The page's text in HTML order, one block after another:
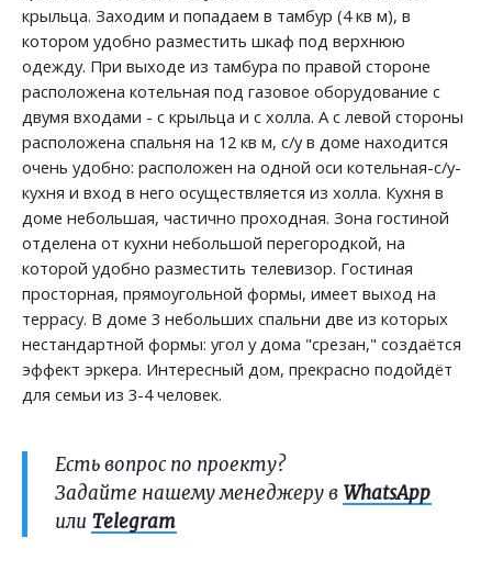
крыльца. Заходим и попадаем в тамбур (4 кв м), в
котором удобно разместить шкаф под верхнюю
одежду. При выходе из тамбура по правой стороне
расположена котельная под газовое оборудование с
двумя входами - с крыльца и с холла. А с левой стороны
расположена спальня на 12 кв м, с/у в доме находится
очень удобно: расположен на одной оси котельная-с/у-
кухня и вход в него осуществляется из холла. Кухня в
доме небольшая, частично проходная. Зона гостиной
отделена от кухни небольшой перегородкой, на
которой удобно разместить телевизор. Гостиная
просторная, прямоугольной формы, имеет выход на
террасу. В доме 3 небольших спальни две из которых
нестандартной формы: угол у дома "срезан," создаётся
эффект эркера. Интересный дом, прекрасно подойдёт
для семьи из 3-4 человек.
Есть вопрос по проекту?
Задайте нашему менеджеру в WhatsApp
или Telegram